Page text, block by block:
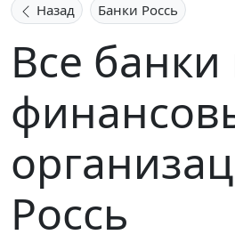
Назад Банки Россь
Все банки
Россь